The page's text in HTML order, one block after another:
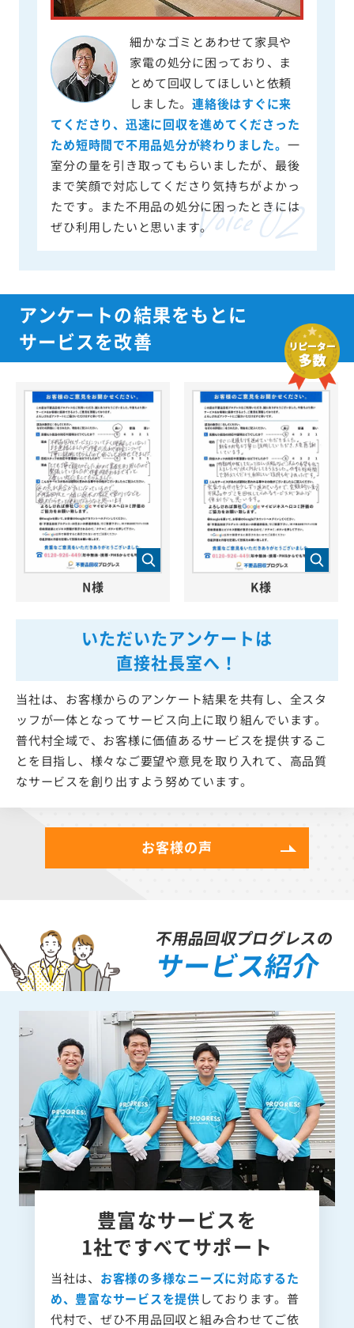
細かなゴミとあわせて家具や
家電の処分に困っており、ま
とめて回収してほしいと依頼
しました。連絡後はすぐに来
てくださり、迅速に回収を進めてくださった
ため短時間で不用品処分が終わりました。 一
室分の量を引き取ってもらいましたが、最後
まで笑顔で対応してくださり気持ちがよかっ
たです。また不用品の処分に困ったときには
ぜひ利用したいと思います。
アンケートの結果をもとに
サービスを改善
いただいたアンケートは
直接社長室へ！
当社は、お客様からのアンケート結果を共有し、全スタ
ッフが一体となってサービス向上に取り組んでいます。
普代村全域で、お客様に価値あるサービスを提供するこ
とを目指し、様々なご要望や意見を取り入れて、高品質
なサービスを創り出すよう努めています。
N様 K様
お客様の声
不用品回収プログレスの
サービス紹介
豊富なサービスを
1社ですべてサポート
当社は、 お客様の多様なニーズに対応するた
め、豊富なサービスを提供しております。普
代村で、ぜひ不用品回収と組み合わせてご依